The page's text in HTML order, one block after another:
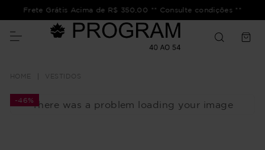
Frete Grátis Acima de R$ 350,00 ** Consulte condições **
VESTIDOS
There was a problem loading your image
-46%